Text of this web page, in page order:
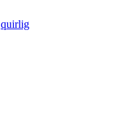
quirlig